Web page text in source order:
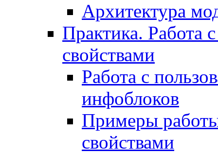
Архитектура
Практика. Работа
свойствами
Работа с
инфоблоков
Примеры
свойствами